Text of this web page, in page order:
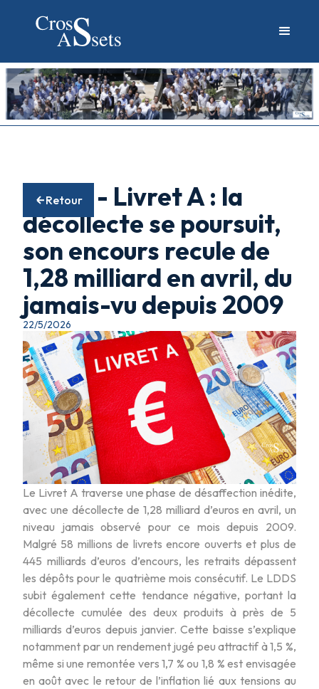
Retour
22/05 - Livret A : la
décollecte se poursuit,
son encours recule de
1,28 milliard en avril, du
jamais-vu depuis 2009
22/5/2026
Le Livret A traverse une phase de désaffection inédite,
avec une décollecte de 1,28 milliard d’euros en avril, un
niveau jamais observé pour ce mois depuis 2009.
Malgré 58 millions de livrets encore ouverts et plus de
445 milliards d’euros d’encours, les retraits dépassent
les dépôts pour le quatrième mois consécutif. Le LDDS
subit également cette tendance négative, portant la
décollecte cumulée des deux produits à près de 5
milliards d’euros depuis janvier. Cette baisse s’explique
notamment par un rendement jugé peu attractif à 1,5 %,
même si une remontée vers 1,7 % ou 1,8 % est envisagée
en août avec le retour de l’inflation lié aux tensions au